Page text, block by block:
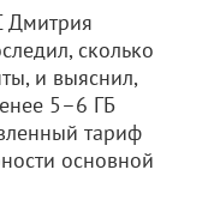
Дмитрия
сколько
и выяснил,
5–6 ГБ
тариф
основной